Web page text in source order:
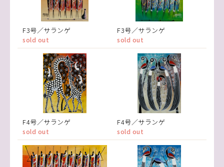
F3号／サランゲ
sold out
F3号／サランゲ
sold out
F4号／サランゲ
sold out
F4号／サランゲ
sold out